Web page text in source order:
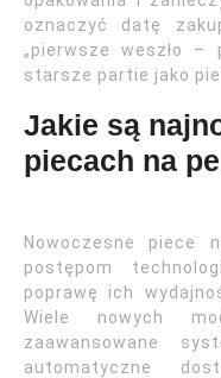
oznaczyć datę
„pierwsze weszło –
starsze partie jako
Jakie są
piecach na
Nowoczesne piece
postępom
poprawę ich
Wiele nowych
zaawansowane
automatyczne